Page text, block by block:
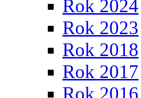
Rok 2024
Rok 2023
Rok 2018
Rok 2017
Rok 2016